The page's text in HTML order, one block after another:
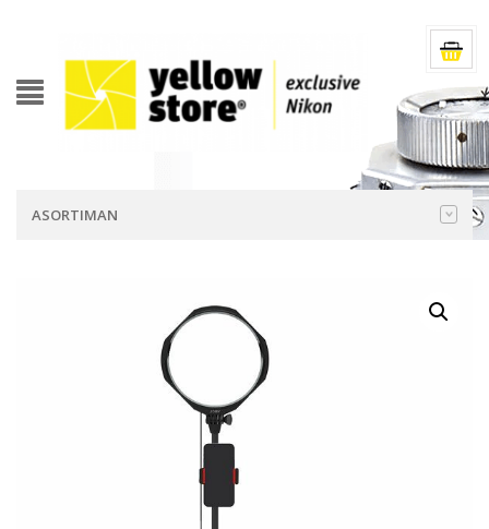
ASORTIMAN